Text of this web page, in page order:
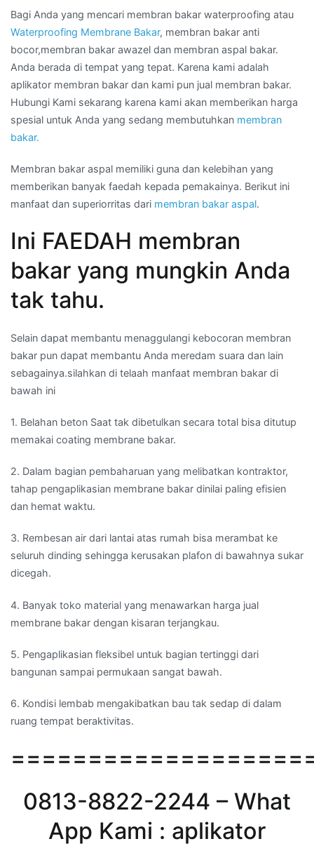
Bagi Anda yang mencari membran bakar waterproofing atau
Waterproofing Membrane Bakar, membran bakar anti
bocor,membran bakar awazel dan membran aspal bakar.
Anda berada di tempat yang tepat. Karena kami adalah
aplikator membran bakar dan kami pun jual membran bakar.
Hubungi Kami sekarang karena kami akan memberikan harga
spesial untuk Anda yang sedang membutuhkan membran
bakar.
Membran bakar aspal memiliki guna dan kelebihan yang
memberikan banyak faedah kepada pemakainya. Berikut ini
manfaat dan superiorritas dari membran bakar aspal.
Ini FAEDAH membran
bakar yang mungkin Anda
tak tahu.
Selain dapat membantu menaggulangi kebocoran membran
bakar pun dapat membantu Anda meredam suara dan lain
sebagainya.silahkan di telaah manfaat membran bakar di
bawah ini
1. Belahan beton Saat tak dibetulkan secara total bisa ditutup
memakai coating membrane bakar.
2. Dalam bagian pembaharuan yang melibatkan kontraktor,
tahap pengaplikasian membrane bakar dinilai paling efisien
dan hemat waktu.
3. Rembesan air dari lantai atas rumah bisa merambat ke
seluruh dinding sehingga kerusakan plafon di bawahnya sukar
dicegah.
4. Banyak toko material yang menawarkan harga jual
membrane bakar dengan kisaran terjangkau.
5. Pengaplikasian fleksibel untuk bagian tertinggi dari
bangunan sampai permukaan sangat bawah.
6. Kondisi lembab mengakibatkan bau tak sedap di dalam
ruang tempat beraktivitas.
0813-8822-2244 – What
App Kami : aplikator